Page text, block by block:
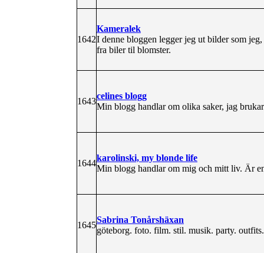
1642
Kameralek
I denne bloggen legger jeg ut bilder som
fra biler til blomster.
1643
celines blogg
Min blogg handlar om olika saker, jag
1644
karolinski, my blonde life
Min blogg handlar om mig och mitt liv. Är
1645
Sabrina Tonårshäxan
göteborg. foto. film. stil. musik. party. outfits.